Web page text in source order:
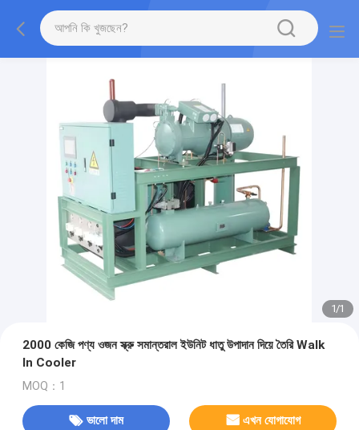
1/1
2000 কেজি পণ্য ওজন স্ক্রু সমান্তরাল ইউনিট ধাতু উপাদান দিয়ে তৈরি Walk
In Cooler
MOQ：1
ভালো দাম এখন যোগাযোগ